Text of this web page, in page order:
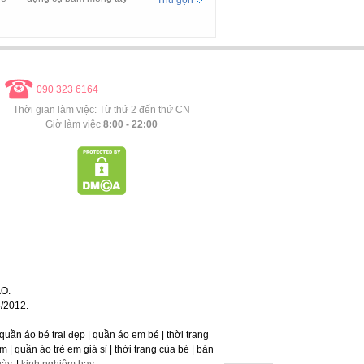
090 323 6164
Thời gian làm việc: Từ thứ 2 đến thứ CN
Giờ làm việc 8:00 - 22:00
2012.
áo bé trai đẹp | quần áo em bé | thời trang
| quần áo trẻ em giá sỉ | thời trang của bé | bán